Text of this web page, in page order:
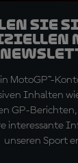
Sie
MotoGP™-
Inhalten
GP-
interessante
unseren Sport